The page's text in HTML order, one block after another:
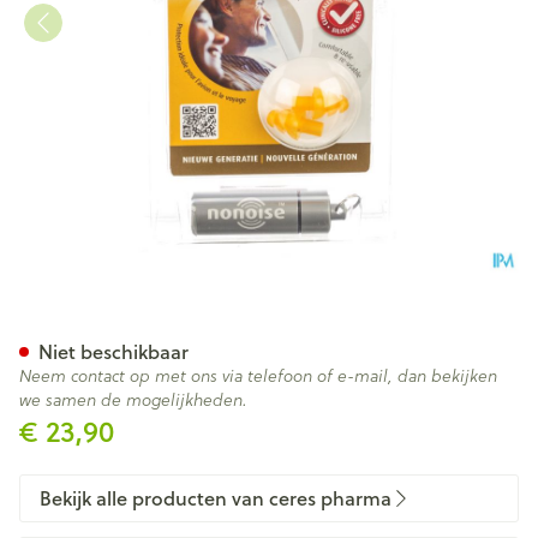
€ 23,90
Niet beschikbaar
Neem contact op met ons via telefoon of e-mail, dan bekijken
we samen de mogelijkheden.
Bekijk alle producten van ceres pharma